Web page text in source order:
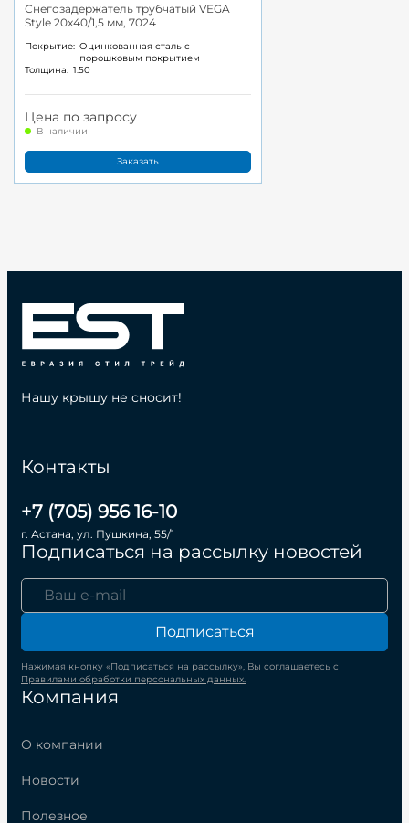
Снегозадержатель трубчатый VEGA
Style 20x40/1,5 мм, 7024
Покрытие: Оцинкованная сталь с
порошковым покрытием
Толщина: 1.50
Цена по запросу
В наличии
Заказать
Компания
О компании
Новости
Полезное
Контакты
+7 (705) 956 16-10
г. Астана, ул. Пушкина, 55/1
Подписаться на рассылку новостей
Подписаться
Нажимая кнопку «Подписаться на рассылку», Вы соглашаетесь с
Правилами обработки персональных данных.
Нашу крышу не сносит!